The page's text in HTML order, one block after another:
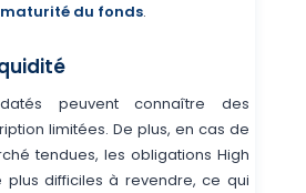
du fonds.
peuvent connaître des
limitées. De plus, en cas de
tendues, les obligations High
plus difficiles à revendre, ce qui